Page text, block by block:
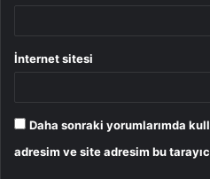
İnternet sitesi
Daha sonraki yorumlarımda
adresim ve site adresim bu